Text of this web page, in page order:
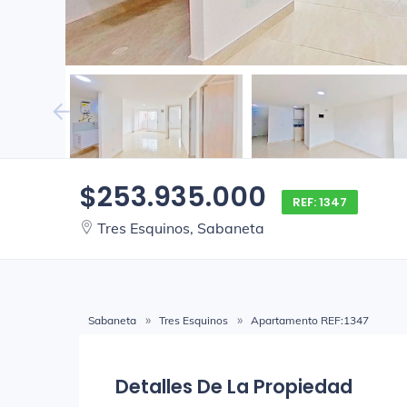
$253.935.000 REF: 1347
Tres Esquinos, Sabaneta
Sabaneta Tres Esquinos Apartamento REF:1347
Detalles De La Propiedad